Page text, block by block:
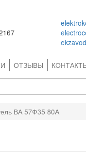
ОТЗЫВЫ
ВА 57Ф35 80А